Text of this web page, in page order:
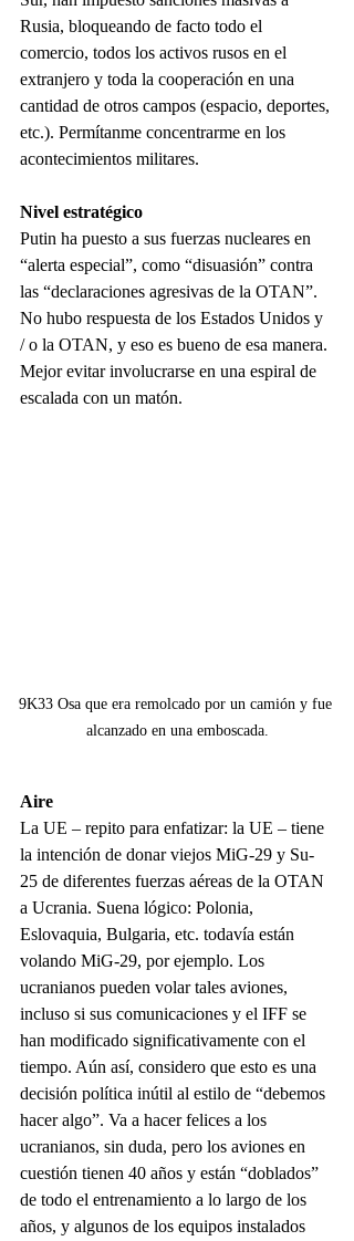
Rusia, bloqueando de facto todo el
comercio, todos los activos rusos en el
extranjero y toda la cooperación en una
cantidad de otros campos (espacio, deportes,
etc.). Permítanme concentrarme en los
acontecimientos militares.
Nivel estratégico
Putin ha puesto a sus fuerzas nucleares en
“alerta especial”, como “disuasión” contra
las “declaraciones agresivas de la OTAN”.
No hubo respuesta de los Estados Unidos y
/ o la OTAN, y eso es bueno de esa manera.
Mejor evitar involucrarse en una espiral de
escalada con un matón.
9K33 Osa que era remolcado por un camión y fue
alcanzado en una emboscada.
Aire
La UE – repito para enfatizar: la UE – tiene
la intención de donar viejos MiG-29 y Su-
25 de diferentes fuerzas aéreas de la OTAN
a Ucrania. Suena lógico: Polonia,
Eslovaquia, Bulgaria, etc. todavía están
volando MiG-29, por ejemplo. Los
ucranianos pueden volar tales aviones,
incluso si sus comunicaciones y el IFF se
han modificado significativamente con el
tiempo. Aún así, considero que esto es una
decisión política inútil al estilo de “debemos
hacer algo”. Va a hacer felices a los
ucranianos, sin duda, pero los aviones en
cuestión tienen 40 años y están “doblados”
de todo el entrenamiento a lo largo de los
años, y algunos de los equipos instalados